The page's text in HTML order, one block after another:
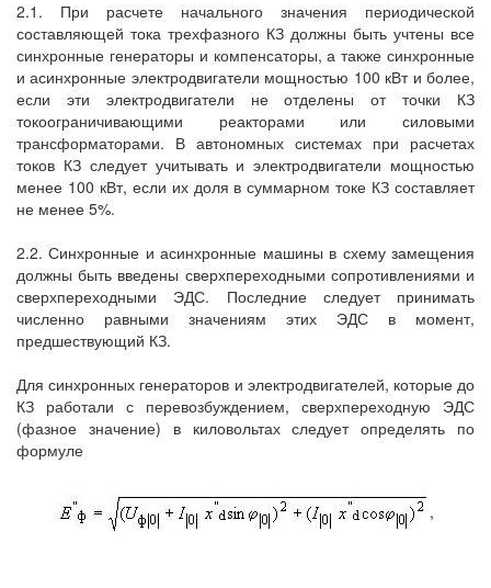
2.1. При расчете начального значения периодической
составляющей тока трехфазного КЗ должны быть учтены все
синхронные генераторы и компенсаторы, а также синхронные
и асинхронные электродвигатели мощностью 100 кВт и более,
если эти электродвигатели не отделены от точки КЗ
токоограничивающими реакторами или силовыми
трансформаторами. В автономных системах при расчетах
токов КЗ следует учитывать и электродвигатели мощностью
менее 100 кВт, если их доля в суммарном токе КЗ составляет
не менее 5%.
2.2. Синхронные и асинхронные машины в схему замещения
должны быть введены сверхпереходными сопротивлениями и
сверхпереходными ЭДС. Последние следует принимать
численно равными значениям этих ЭДС в момент,
предшествующий КЗ.
Для синхронных генераторов и электродвигателей, которые до
КЗ работали с перевозбуждением, сверхпереходную ЭДС
(фазное значение) в киловольтах следует определять по
формуле
,